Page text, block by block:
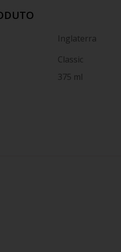
Inglaterra
Classic
375 ml